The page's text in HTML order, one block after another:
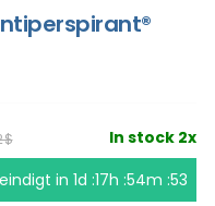
In stock 2x
$
in 1d :17h :54m :53